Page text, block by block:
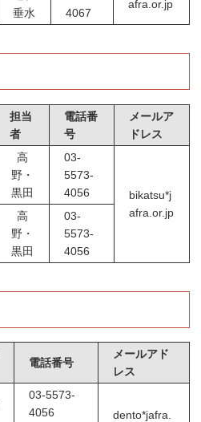
垂水
4067
afra.or.jp
担当
者
電話番
号
メールア
ドレス
高
野・
黒田
03-
5573-
4056
bikatsu*j
afra.or.jp
高
野・
黒田
03-
5573-
4056
電話番号
メールアド
レス
03-5573-
4056
dento*jafra.